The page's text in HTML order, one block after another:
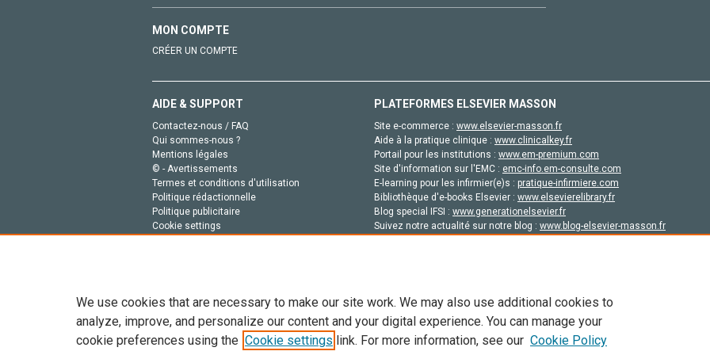
MON COMPTE
CRÉER UN COMPTE
AIDE & SUPPORT
Contactez-nous / FAQ
Qui sommes-nous ?
Mentions légales
© - Avertissements
Termes et conditions d'utilisation
Politique rédactionnelle
Politique publicitaire
Cookie settings
PLATEFORMES ELSEVIER MASSON
Site e-commerce : www.elsevier-masson.fr
Aide à la pratique clinique : www.clinicalkey.fr
Portail pour les institutions : www.em-premium.com
Site d'information sur l'EMC : emc-info.em-consulte.com
E-learning pour les infirmier(e)s : pratique-infirmiere.com
Bibliothèque d'e-books Elsevier : www.elsevierelibrary.fr
Blog special IFSI : www.generationelsevier.fr
Suivez notre actualité sur notre blog : www.blog-elsevier-masson.fr
Tout le contenu de ce site: Copyright © 2026 Elsevier, ses concédants de licence et ses contributeurs. Tout les droits sont réservés,
We use cookies that are necessary to make our site work. We may also use additional cookies to
analyze, improve, and personalize our content and your digital experience. You can manage your
cookie preferences using the Cookie settings link. For more information, see our Cookie Policy